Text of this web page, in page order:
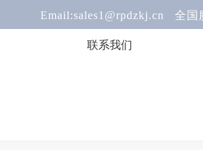
联系我们
全国服务热